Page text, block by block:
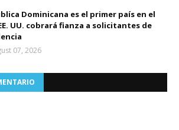
Dominicana es el primer país en el
UU. cobrará fianza a solicitantes de
07, 2026